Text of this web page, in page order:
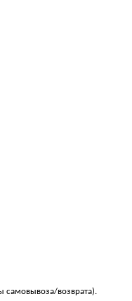
самовывоза/возврата).